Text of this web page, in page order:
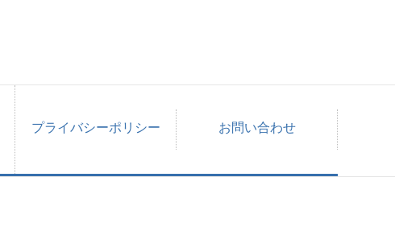
プライバシーポリシー お問い合わせ